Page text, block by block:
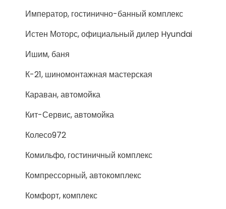
Император, гостинично-банный комплекс
Истен Моторс, официальный дилер Hyundai
Ишим, баня
К-21, шиномонтажная мастерская
Караван, автомойка
Кит-Сервис, автомойка
Колесо972
Комильфо, гостиничный комплекс
Компрессорный, автокомплекс
Комфорт, комплекс